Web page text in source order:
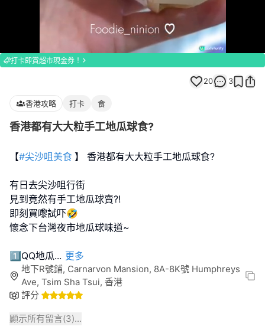
Loaded:
100.00%
打卡即賞超市現金券！
20 3
香港攻略 打卡 食
香港都有大大粒手工地瓜球食?
【#尖沙咀美食 】 香港都有大大粒手工地瓜球食?
有日去尖沙咀行街
見到竟然有手工地瓜球賣?!
即刻買嚟試吓🤣
懷念下台灣夜市地瓜球味道~
1️⃣QQ地瓜... 更多
地下R號鋪, Carnarvon Mansion, 8A-8K號 Humphreys
Ave, Tsim Sha Tsui, 香港
評分
顯示所有留言(3)...